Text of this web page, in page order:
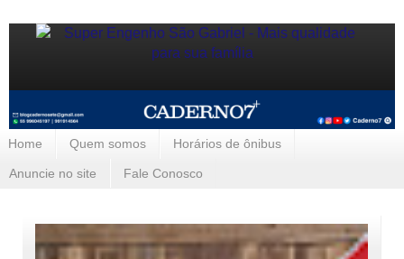
Home Quem somos Horários de ônibus
Anuncie no site Fale Conosco